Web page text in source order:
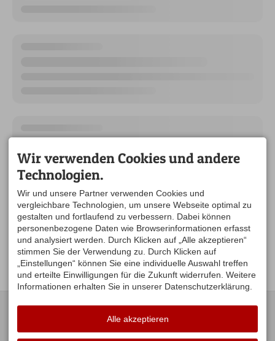
KONTAKT
Hauptstraße 16
UNSERE
ÖFFNUNGSZEITEN:
Wir verwenden Cookies und andere
Technologien.
Wir und unsere Partner verwenden Cookies und
vergleichbare Technologien, um unsere Webseite optimal zu
gestalten und fortlaufend zu verbessern. Dabei können
personenbezogene Daten wie Browserinformationen erfasst
und analysiert werden. Durch Klicken auf „Alle akzeptieren“
stimmen Sie der Verwendung zu. Durch Klicken auf
„Einstellungen“ können Sie eine individuelle Auswahl treffen
und erteilte Einwilligungen für die Zukunft widerrufen. Weitere
Informationen erhalten Sie in unserer Datenschutzerklärung.
Alle akzeptieren